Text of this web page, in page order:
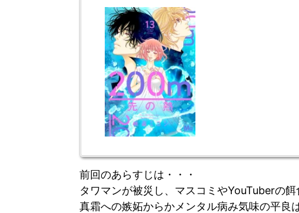
前回のあらすじは・・・
タワマンが被災し、マスコミやYouTuberの餌
真霜への嫉妬からかメンタル病み気味の平良